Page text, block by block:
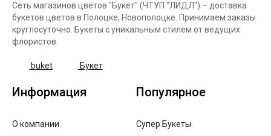
Сеть магазинов цветов "Букет" (ЧТУП "ЛИДЛ") – доставка
букетов цветов в Полоцке, Новополоцке. Принимаем заказы
круглосуточно. Букеты с уникальным стилем от ведущих
флористов.
buket Букет
Информация
О компании
Популярное
Супер Букеты